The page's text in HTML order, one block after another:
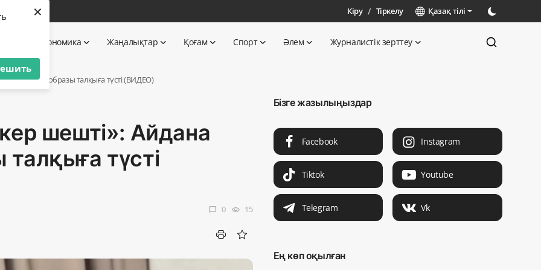
× Кіру / Тіркелу Қазақ тілі
Экономика Жаңалықтар Қоғам Спорт Әлем Журналистік зерттеу
образы талқыға түсті (ВИДЕО)
шешті»: Айдана
түсті
chat_bubble 0 visibility 15
Бізге жазылыңыздар
Facebook Instagram
Tiktok Youtube
Telegram Vk
Ең көп оқылған